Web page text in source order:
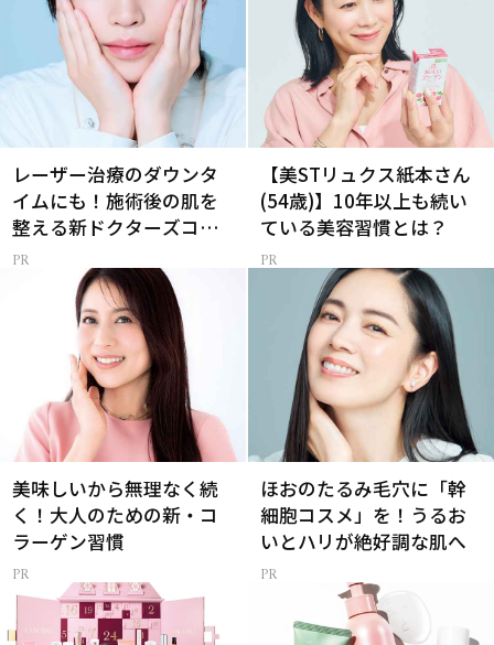
レーザー治療のダウンタ
イムにも！施術後の肌を
整える新ドクターズコス
メ
【美STリュクス紙本さん
(54歳)】10年以上も続い
ている美容習慣とは？
美味しいから無理なく続
く！大人のための新・コ
ラーゲン習慣
ほおのたるみ毛穴に「幹
細胞コスメ」を！うるお
いとハリが絶好調な肌へ